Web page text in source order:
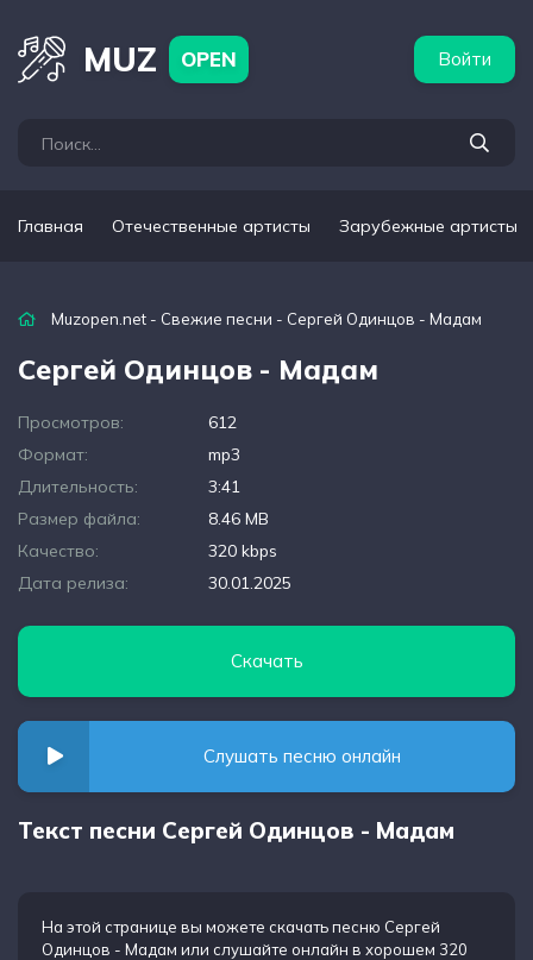
MUZ OPEN Войти
Главная Отечественные артисты Зарубежные артисты
Muzopen.net - Свежие песни - Сергей Одинцов - Мадам
Сергей Одинцов - Мадам
Просмотров:
612
Формат:
mp3
Длительность:
3:41
Размер файла:
8.46 MB
Качество:
320 kbps
Дата релиза:
30.01.2025
Скачать
Слушать песню онлайн
Текст песни Сергей Одинцов - Мадам
На этой странице вы можете скачать песню Сергей
Одинцов - Мадам или слушайте онлайн в хорошем 320
артисты Популярные подборки